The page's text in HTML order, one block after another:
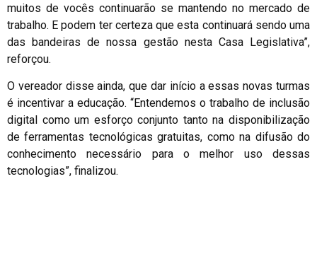
muitos de vocês continuarão se mantendo no mercado de
trabalho. E podem ter certeza que esta continuará sendo uma
das bandeiras de nossa gestão nesta Casa Legislativa”,
reforçou.
O vereador disse ainda, que dar início a essas novas turmas
é incentivar a educação. “Entendemos o trabalho de inclusão
digital como um esforço conjunto tanto na disponibilização
de ferramentas tecnológicas gratuitas, como na difusão do
conhecimento necessário para o melhor uso dessas
tecnologias”, finalizou.